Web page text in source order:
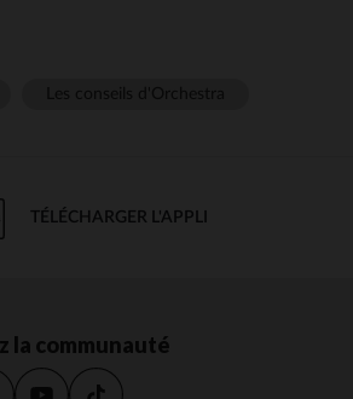
TÉLÉCHARGER L'APPLI
la communauté